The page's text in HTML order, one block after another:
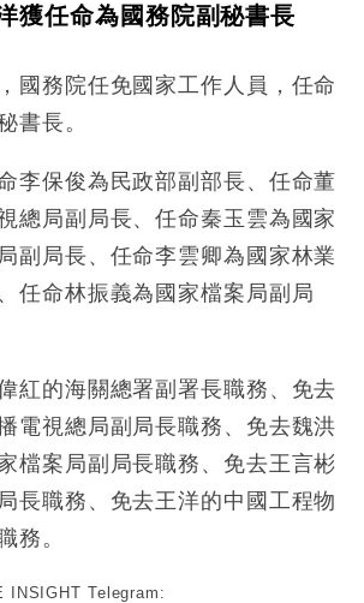
普料美伊戰事快結束 承認部分彈藥庫存緊
股自救後再出手 斥4億美元押注未上市公
調香港今年GDP預測至4.5% 看好貿易
地執法人員要求交「保證金」 43歲女子
萬元
月換帥 玩具「反」斗城亞洲CEO蔡德
覆波動收跌 連挫7周創逾3年最長跌勢
月美元計價出口增近24%勝預期 貿易順
元
新高
獲任命為國務院副秘書長
國務院任免國家工作人員，任命
書長。
李保俊為民政部副部長、任命董
總局副局長、任命秦玉雲為國家
副局長、任命李雲卿為國家林業
任命林振義為國家檔案局副局
紅的海關總署副署長職務、免去
電視總局副局長職務、免去魏洪
檔案局副局長職務、免去王言彬
長職務、免去王洋的中國工程物
務。
INSIGHT Telegram: